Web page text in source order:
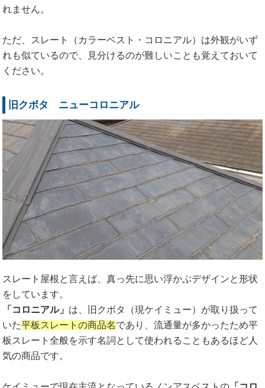
れません。
ただ、スレート（カラーベスト・コロニアル）は外観がいず
れも似ているので、見分けるのが難しいことも覚えておいて
ください。
旧クボタ ニューコロニアル
スレート屋根と言えば、真っ先に思い浮かぶデザインと形状
をしています。
「コロニアル」 は、旧クボタ（現ケイミュー）が取り扱って
いた平板スレートの商品名であり、流通量が多かったため平
板スレート全般を示す名詞として使われることもあるほど人
気の商品です。